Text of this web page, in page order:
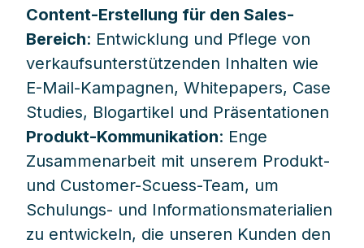
Content-Erstellung für den Sales-
Bereich: Entwicklung und Pflege von
verkaufsunterstützenden Inhalten wie
E-Mail-Kampagnen, Whitepapers, Case
Studies, Blogartikel und Präsentationen
Produkt-Kommunikation: Enge
Zusammenarbeit mit unserem Produkt-
und Customer-Scuess-Team, um
Schulungs- und Informationsmaterialien
zu entwickeln, die unseren Kunden den